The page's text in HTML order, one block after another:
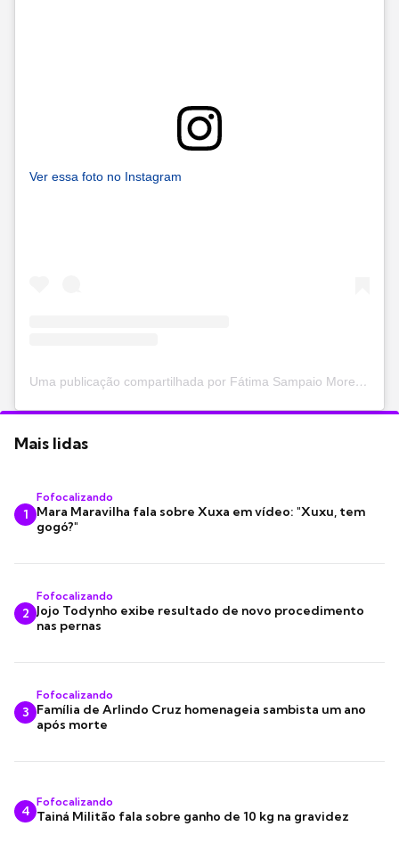
Ver essa foto no Instagram
Uma publicação compartilhada por Fátima Sampaio Moreira (@fatimasampaioreal)
Mais lidas
1
Fofocalizando
Mara Maravilha fala sobre Xuxa em vídeo: "Xuxu, tem
gogó?"
2
Fofocalizando
Jojo Todynho exibe resultado de novo procedimento
nas pernas
3
Fofocalizando
Família de Arlindo Cruz homenageia sambista um ano
após morte
4
Fofocalizando
Tainá Militão fala sobre ganho de 10 kg na gravidez